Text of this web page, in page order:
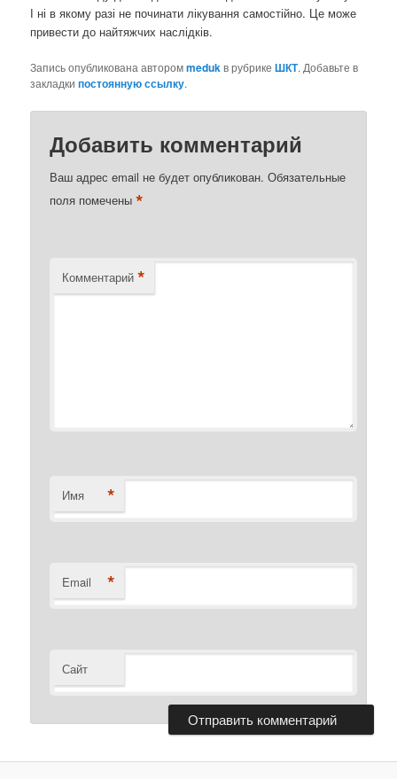
І ні в якому разі не починати лікування самостійно. Це може
привести до найтяжчих наслідків.
Запись опубликована авторомmedukв рубрикеШКТ. Добавьте в
закладкипостоянную ссылку.
Добавить комментарий
Ваш адрес email не будет опубликован. Обязательные
поля помечены*
Комментарий *
Имя *
Email *
Сайт